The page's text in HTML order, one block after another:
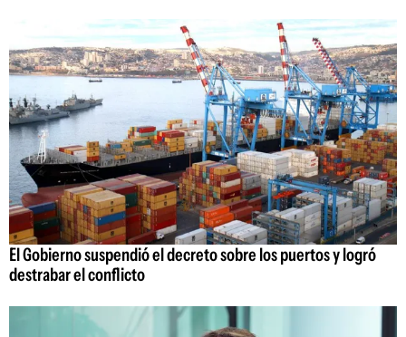
El Gobierno suspendió el decreto sobre los puertos y logró
destrabar el conflicto